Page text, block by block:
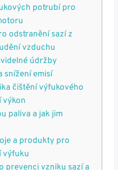
potrubí pro
odstranění sazí z
vzduchu
údržby⁢
snížení emisí
čištění výfukového
výkon
paliva a ‍jak jim‌
a produkty pro
výfuku
prevenci vzniku sazí a